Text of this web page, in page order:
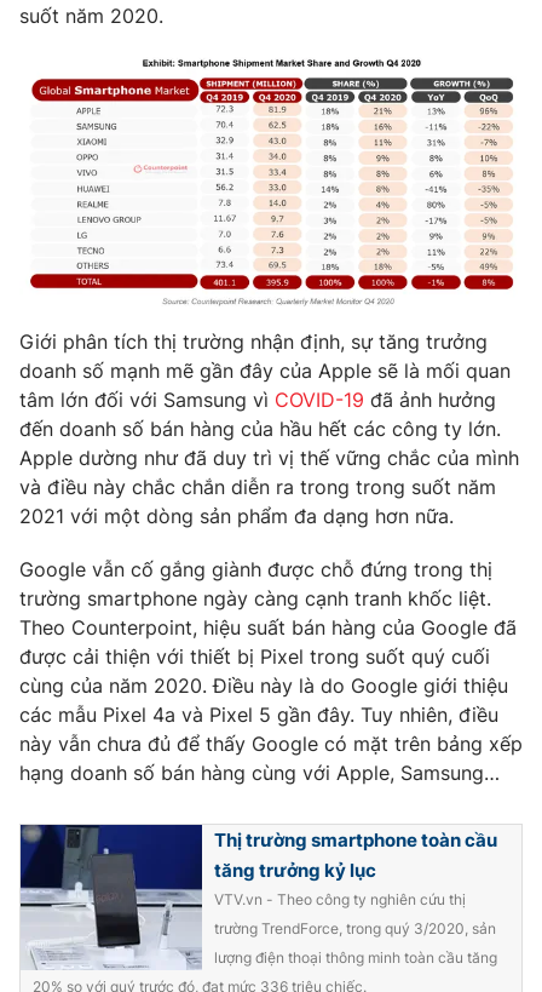
THỜI BÁO VTV
Theo dõi báo trên
Cơ quan chủ quản:
Đài Truyền hình Việt Nam
Cơ quan báo chí:
Thời báo VTV
Giấy phép hoạt động báo in và báo điện tử số 483/GP-BTTTT
cấp ngày 29/12/2023
Tổng Biên tập:Vũ Thanh Thủy
Phó Tổng Biên tập:Nguyễn Thị Mỹ Hạnh, Phạm Quốc Thắng,
Nguyễn Trọng Ninh
Tổng đài VTV:024.38 355 931 - 024.38 355 932
Ðiện thoại Thời báo VTV:024.66 897 897
Email:toasoan@vtv.vn
Liên hệ quảng cáo:024-7300.7108
® Cấm sao chép dưới mọi hình thức nếu không có sự chấp
thuận bằng văn bản. Ghi rõ nguồn VTV.vn khi phát hành lại
thông tin từ website này.
suốt năm 2020.
Giới phân tích thị trường nhận định, sự tăng trưởng
doanh số mạnh mẽ gần đây của Apple sẽ là mối quan
tâm lớn đối với Samsung vì COVID-19 đã ảnh hưởng
đến doanh số bán hàng của hầu hết các công ty lớn.
Apple dường như đã duy trì vị thế vững chắc của mình
và điều này chắc chắn diễn ra trong trong suốt năm
2021 với một dòng sản phẩm đa dạng hơn nữa.
Google vẫn cố gắng giành được chỗ đứng trong thị
trường smartphone ngày càng cạnh tranh khốc liệt.
Theo Counterpoint, hiệu suất bán hàng của Google đã
được cải thiện với thiết bị Pixel trong suốt quý cuối
cùng của năm 2020. Điều này là do Google giới thiệu
các mẫu Pixel 4a và Pixel 5 gần đây. Tuy nhiên, điều
này vẫn chưa đủ để thấy Google có mặt trên bảng xếp
hạng doanh số bán hàng cùng với Apple, Samsung…
Thị trường smartphone toàn cầu
tăng trưởng kỷ lục
VTV.vn - Theo công ty nghiên cứu thị
trường TrendForce, trong quý 3/2020, sản
lượng điện thoại thông minh toàn cầu tăng
20% so với quý trước đó, đạt mức 336 triệu chiếc.